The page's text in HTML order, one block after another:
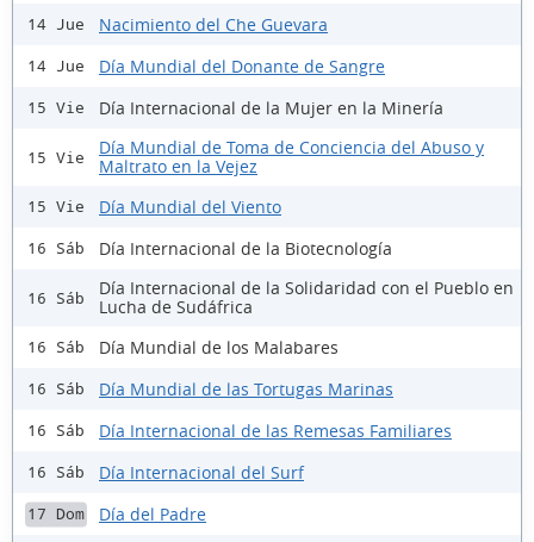
14 Jue Nacimiento del Che Guevara
14 Jue Día Mundial del Donante de Sangre
15 Vie Día Internacional de la Mujer en la Minería
15 Vie
Día Mundial de Toma de Conciencia del Abuso y
Maltrato en la Vejez
15 Vie Día Mundial del Viento
16 Sáb Día Internacional de la Biotecnología
16 Sáb
Día Internacional de la Solidaridad con el Pueblo en
Lucha de Sudáfrica
16 Sáb Día Mundial de los Malabares
16 Sáb Día Mundial de las Tortugas Marinas
16 Sáb Día Internacional de las Remesas Familiares
16 Sáb Día Internacional del Surf
17 Dom Día del Padre